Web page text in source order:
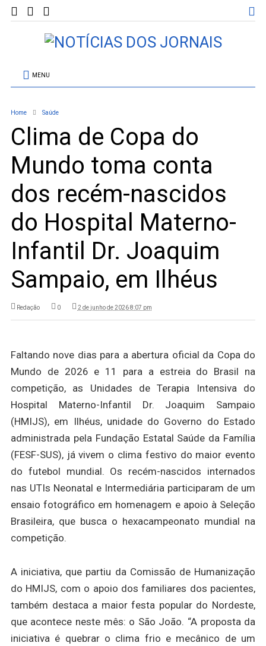
MENU
Home Saúde
Clima de Copa do
Mundo toma conta
dos recém-nascidos
do Hospital Materno-
Infantil Dr. Joaquim
Sampaio, em Ilhéus
Redação 0 2 de junho de 2026 8:07 pm
Faltando nove dias para a abertura oficial da Copa do
Mundo de 2026 e 11 para a estreia do Brasil na
competição, as Unidades de Terapia Intensiva do
Hospital Materno-Infantil Dr. Joaquim Sampaio
(HMIJS), em Ilhéus, unidade do Governo do Estado
administrada pela Fundação Estatal Saúde da Família
(FESF-SUS), já vivem o clima festivo do maior evento
do futebol mundial. Os recém-nascidos internados
nas UTIs Neonatal e Intermediária participaram de um
ensaio fotográfico em homenagem e apoio à Seleção
Brasileira, que busca o hexacampeonato mundial na
competição.
A iniciativa, que partiu da Comissão de Humanização
do HMIJS, com o apoio dos familiares dos pacientes,
também destaca a maior festa popular do Nordeste,
que acontece neste mês: o São João. “A proposta da
iniciativa é quebrar o clima frio e mecânico de um